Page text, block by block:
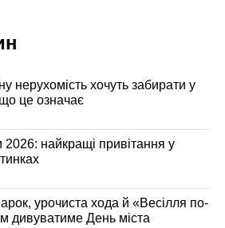
нерухомість хочуть забирати у
це означає
найкращі привітання у
урочиста хода й «Весілля по-
дивуватиме День міста